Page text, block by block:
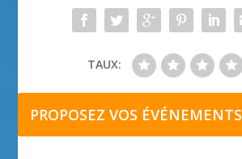
TAUX:
PROPOSEZ VOS ÉVÉNEMENTS